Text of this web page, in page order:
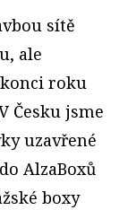
sítě
ale
konci roku
Česku jsme
uzavřené
AlzaBoxů
boxy